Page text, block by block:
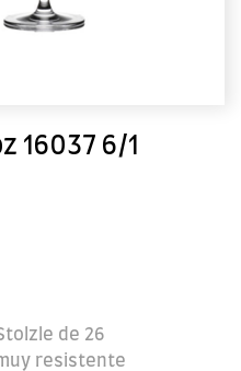
16037 6/1
de 26
resistente